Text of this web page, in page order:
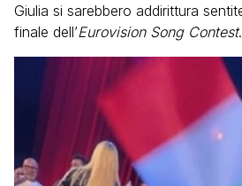
Giulia si sarebbero addirittura
finale dell’Eurovision Song Contest.